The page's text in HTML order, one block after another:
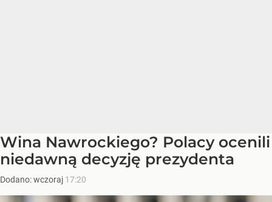
Wina Nawrockiego? Polacy ocenili
niedawną decyzję prezydenta
Dodano:wczoraj 17:20